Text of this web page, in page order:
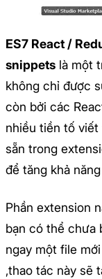
ES7 React /
snippets là một
không chỉ được
còn bởi các
nhiều tiền tố
sẵn trong
để tăng khả
Phần extension
bạn có thể chưa
ngay một file
,thao tác này sẽ